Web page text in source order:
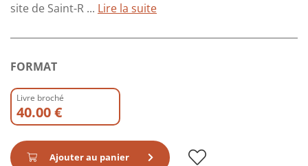
site de Saint-R ... Lire la suite
FORMAT
Livre broché
40.00 €
Ajouter au panier